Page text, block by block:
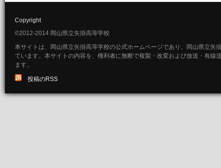
Copyright
©2012-2014 岡山県立矢掛高等学校
本サイトは、岡山県立矢掛高等学校の公式ホームページであり、岡山県立矢
ています。本サイトの内容を、権利者に無断で複製・改変および放送・有線
ます。
投稿のRSS